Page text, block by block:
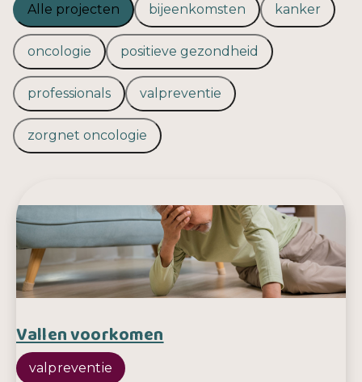
Alle projecten bijeenkomsten kanker
oncologie positieve gezondheid
professionals valpreventie
zorgnet oncologie
Vallen voorkomen
valpreventie